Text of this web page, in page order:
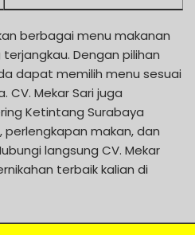
berbagai menu makanan
Dengan pilihan
dapat memilih menu sesuai
Mekar Sari juga
Ketintang Surabaya
makan, dan
langsung CV. Mekar
terbaik kalian di